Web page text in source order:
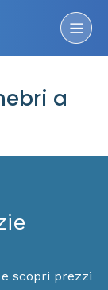
a
scopri prezzi